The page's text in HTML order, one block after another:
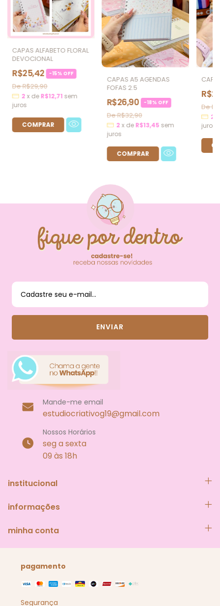
CAPAS ALFABETO FLORAL
DEVOCIONAL
R$25,42 -15% OFF
R$29,90
2 x deR$12,71 sem
juros
CAPAS A5 AGENDAS
FOFAS 2.5
R$26,90 -18% OFF
R$32,90
2 x deR$13,45 sem
juros
2
juros
FIQUE POR DENTRO
DAS NOVIDADES
Mande-me email
estudiocriativog19@gmail.com
Nossos Horários
seg a sexta
09 às 18h
institucional
informações
minha conta
pagamento
Segurança